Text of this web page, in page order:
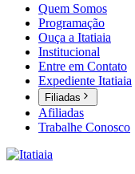
Quem Somos
Programação
Ouça a Itatiaia
Institucional
Entre em Contato
Expediente Itatiaia
Filiadas
Afiliadas
Trabalhe Conosco